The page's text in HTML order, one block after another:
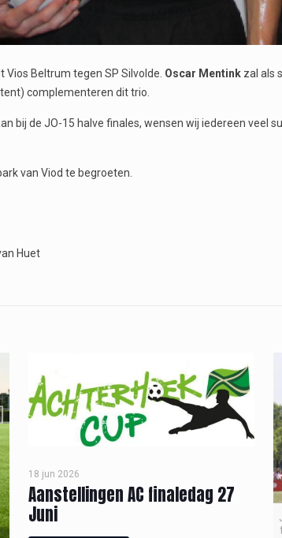
Vios Beltrum tegen SP Silvolde. Oscar Mentink zal als
complementeren dit trio.
bij de JO-15 halve finales, wensen wij iedereen veel
van Viod te begroeten.
Huet
18 jun 2026
Aanstellingen AC finaledag 27
Juni